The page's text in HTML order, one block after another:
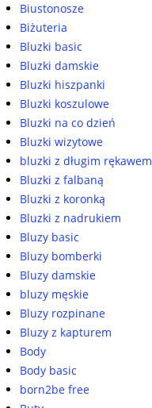
Biustonosze
Biżuteria
Bluzki basic
Bluzki damskie
Bluzki hiszpanki
Bluzki koszulowe
Bluzki na co dzień
Bluzki wizytowe
bluzki z długim rękawem
Bluzki z falbaną
Bluzki z koronką
Bluzki z nadrukiem
Bluzy basic
Bluzy bomberki
Bluzy damskie
bluzy męskie
Bluzy rozpinane
Bluzy z kapturem
Body
Body basic
born2be free